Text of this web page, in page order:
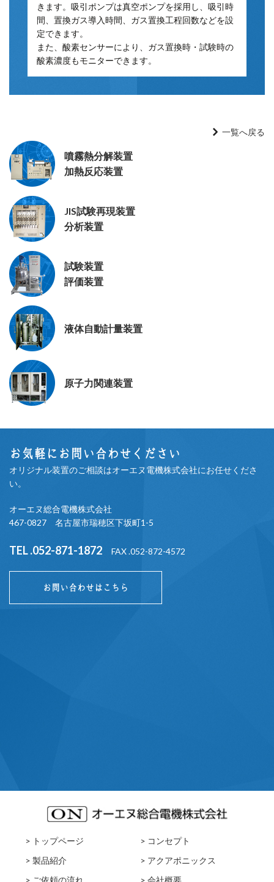
きます。吸引ポンプは真空ポンプを採用し、吸引時
間、置換ガス導入時間、ガス置換工程回数などを設
定できます。
また、酸素センサーにより、ガス置換時・試験時の
酸素濃度もモニターできます。
一覧へ戻る
噴霧熱分解装置
加熱反応装置
JIS試験再現装置
分析装置
試験装置
評価装置
液体自動計量装置
原子力関連装置
お気軽にお問い合わせください
オリジナル装置のご相談はオーエヌ電機株式会社にお任せくださ
い。
オーエヌ総合電機株式会社
467-0827 名古屋市瑞穂区下坂町1-5
TEL .052-871-1872 FAX .052-872-4572
お問い合わせはこちら
> トップページ
> コンセプト
> 製品紹介
> アクアポニックス
> ご依頼の流れ
> 会社概要